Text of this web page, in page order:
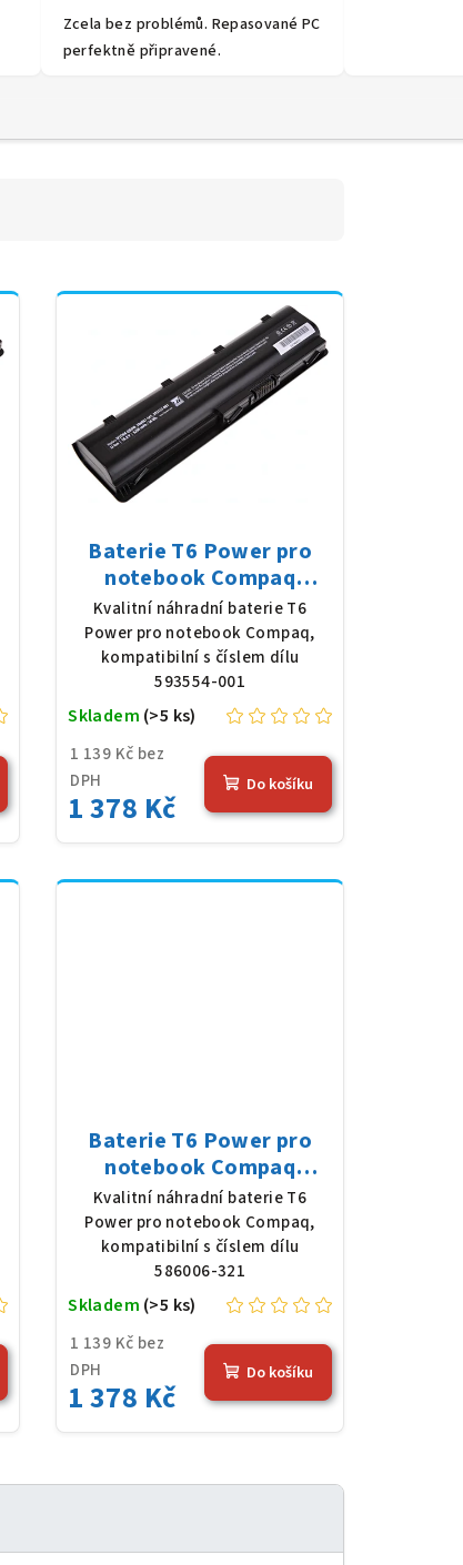
Zcela bez problémů. Repasované PC
perfektně připravené.
Baterie T6 Power pro
notebook Compaq
593554-001, Li-Ion, 10,8
V, 5200 mAh (56 Wh),
černá
Kvalitní náhradní baterie T6
Power pro notebook Compaq,
kompatibilní s číslem dílu
593554-001
1 139 Kč bez
DPH
1 378 Kč
Skladem (>5 ks)
Do košíku
Baterie T6 Power pro
notebook Compaq
586006-321, Li-Ion, 10,8
V, 5200 mAh (56 Wh),
černá
Kvalitní náhradní baterie T6
Power pro notebook Compaq,
kompatibilní s číslem dílu
586006-321
1 139 Kč bez
DPH
1 378 Kč
Skladem (>5 ks)
Do košíku